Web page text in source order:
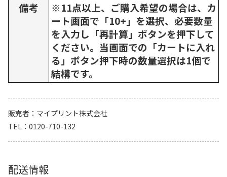
備考
※11点以上、ご購入希望の場合は、カ
ート画面で「10+」を選択、必要数量
を入力し「再計算」ボタンを押下して
ください。当画面での「カートに入れ
る」ボタン押下時の数量選択は1個で
結構です。
販売者
マイプリント株式会社
TEL
0120-710-132
配送情報